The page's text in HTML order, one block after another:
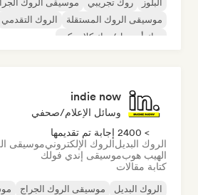
البلوز روك تجريبي موسيقى الروك
موسيقى الروك المستقلة
الروك التقدمي
روك أند رول/روك كلاسيكي
indie now
وسائل الإعلام/صحفي
> 2400 إجابة تم تقديمها
الروك البديلالروك الإلكترونيموسيقى
الهيب هوبموسيقى إندي فولك
كتابة مقالات
الروك البديل موسيقى الروك الجراج